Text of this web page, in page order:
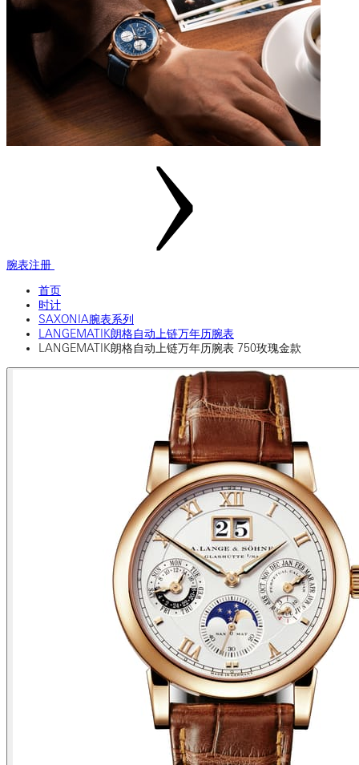
腕表注册
首页
时计
SAXONIA腕表系列
LANGEMATIK朗格自动上链万年历腕表
LANGEMATIK朗格自动上链万年历腕表 750玫瑰金款